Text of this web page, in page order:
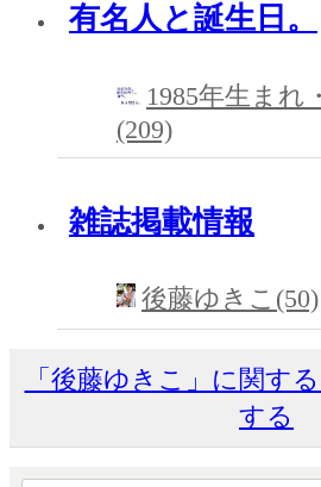
有名人と誕生日。
1985年生まれ
(209)
雑誌掲載情報
後藤ゆきこ(50)
「後藤ゆきこ」に関す
する